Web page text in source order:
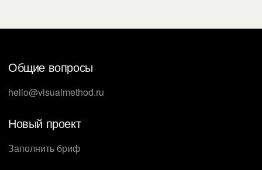
Общие вопросы
hello@visualmethod.ru
Новый проект
Заполнить бриф